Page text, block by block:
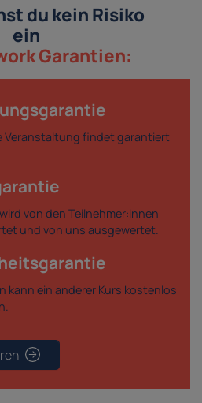
du kein Risiko
ein
Garantien:
Veranstaltung findet garantiert
von den Teilnehmer:innen
und von uns ausgewertet.
kann ein anderer Kurs kostenlos